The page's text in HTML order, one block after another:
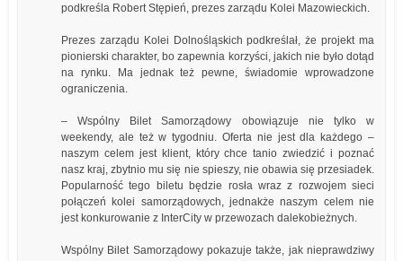
podkreśla Robert Stępień, prezes zarządu Kolei Mazowieckich.
Prezes zarządu Kolei Dolnośląskich podkreślał, że projekt ma
pionierski charakter, bo zapewnia korzyści, jakich nie było dotąd
na rynku. Ma jednak też pewne, świadomie wprowadzone
ograniczenia.
– Wspólny Bilet Samorządowy obowiązuje nie tylko w
weekendy, ale też w tygodniu. Oferta nie jest dla każdego –
naszym celem jest klient, który chce tanio zwiedzić i poznać
nasz kraj, zbytnio mu się nie spieszy, nie obawia się przesiadek.
Popularność tego biletu będzie rosła wraz z rozwojem sieci
połączeń kolei samorządowych, jednakże naszym celem nie
jest konkurowanie z InterCity w przewozach dalekobieżnych.
Wspólny Bilet Samorządowy pokazuje także, jak nieprawdziwy